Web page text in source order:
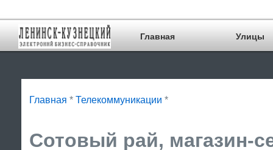
Главная Улицы
Главная * Телекоммуникации *
Сотовый рай, магазин-